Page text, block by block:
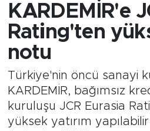
KARDEMİR'e
Rating'ten
notu
Türkiye'nin öncü sanayi
KARDEMİR, bağımsız
kuruluşu JCR Eurasia
yüksek yatırım
Trafik Durumu
Süper Lig Puan
Tüm Manşetler
Son Dakika Haberleri